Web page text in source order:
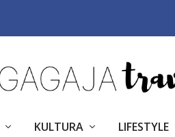
KULTURA LIFESTYLE